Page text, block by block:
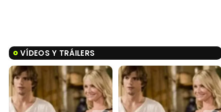
VÍDEOS Y TRÁILERS